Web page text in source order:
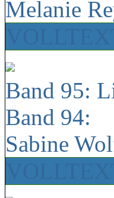
Melanie
Band 95:
Band 94:
Sabine